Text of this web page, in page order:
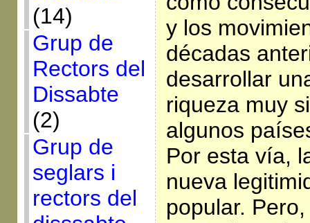
(14)
Grup de
Rectors del
Dissabte
(2)
Grup de
seglars i
rectors del
y los
décadas
desarrollar
riqueza muy
algunos
Por esta vía,
nueva
popular.